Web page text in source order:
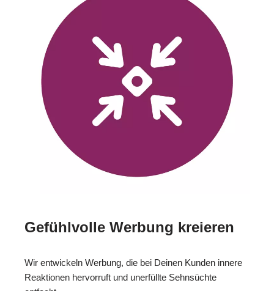
Gefühlvolle Werbung kreieren
Wir entwickeln Werbung, die bei Deinen Kunden innere
Reaktionen hervorruft und unerfüllte Sehnsüchte